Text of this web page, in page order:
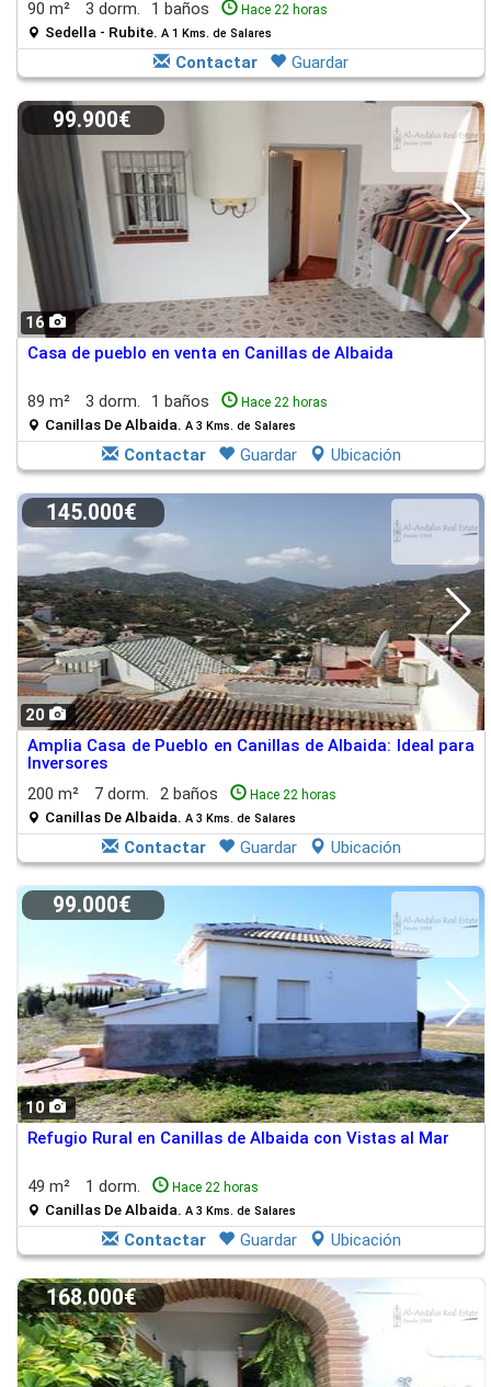
90 m² 3 dorm. 1 baños Hace 22 horas
Sedella - Rubite. A 1 Kms. de Salares
Contactar Guardar
16
99.900€
Casa de pueblo en venta en Canillas de Albaida
89 m² 3 dorm. 1 baños Hace 22 horas
Canillas De Albaida. A 3 Kms. de Salares
Contactar Guardar Ubicación
20
145.000€
Amplia Casa de Pueblo en Canillas de Albaida: Ideal para
Inversores
200 m²
7 dorm. 2 baños Hace 22 horas
Canillas De Albaida. A 3 Kms. de Salares
Contactar Guardar Ubicación
10
99.000€
Refugio Rural en Canillas de Albaida con Vistas al Mar
49 m² 1 dorm. Hace 22 horas
Canillas De Albaida. A 3 Kms. de Salares
Contactar Guardar Ubicación
168.000€